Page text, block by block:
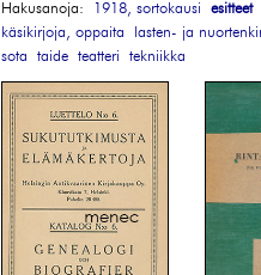
Hakusanoja: 1918, sortokausi
esitteet
käsikirjoja, oppaita
lasten- ja
sota
taide teatteri tekniikka